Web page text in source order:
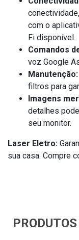
com o
Fi disponível.
Comandos
voz Google
Manutenção:
filtros para
Imagens
detalhes
seu monitor.
Laser Eletro:
sua casa. Compre